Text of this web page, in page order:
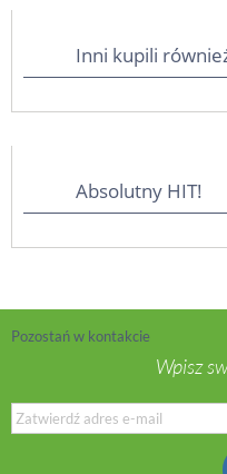
Inni kupili
Absolutny HIT!
Pozostań w kontakcie
Wpisz